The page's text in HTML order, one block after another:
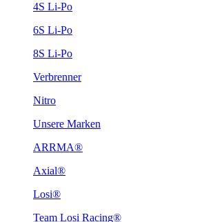
4S Li-Po
6S Li-Po
8S Li-Po
Verbrenner
Nitro
Unsere Marken
ARRMA®
Axial®
Losi®
Team Losi Racing®